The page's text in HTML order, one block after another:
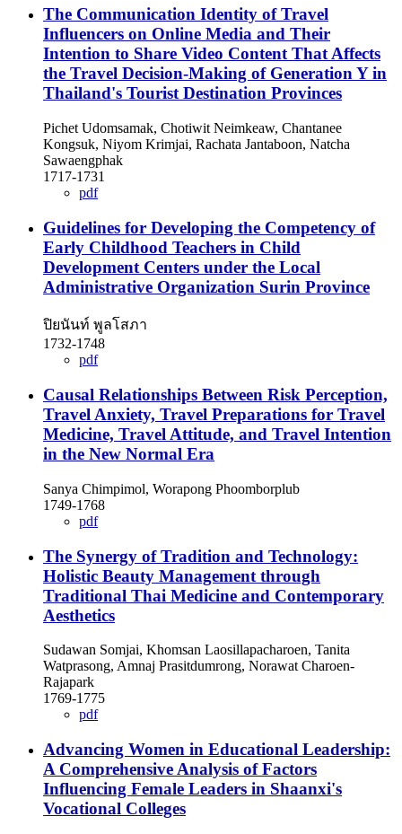
The Communication Identity of Travel
Influencers on Online Media and Their
Intention to Share Video Content That Affects
the Travel Decision-Making of Generation Y in
Thailand's Tourist Destination Provinces
Pichet Udomsamak, Chotiwit Neimkeaw, Chantanee
Kongsuk, Niyom Krimjai, Rachata Jantaboon, Natcha
Sawaengphak
1717-1731
pdf
Guidelines for Developing the Competency of
Early Childhood Teachers in Child
Development Centers under the Local
Administrative Organization Surin Province
ปิยนันท์ พูลโสภา
1732-1748
pdf
Causal Relationships Between Risk Perception,
Travel Anxiety, Travel Preparations for Travel
Medicine, Travel Attitude, and Travel Intention
in the New Normal Era
Sanya Chimpimol, Worapong Phoomborplub
1749-1768
pdf
The Synergy of Tradition and Technology:
Holistic Beauty Management through
Traditional Thai Medicine and Contemporary
Aesthetics
Sudawan Somjai, Khomsan Laosillapacharoen, Tanita
Watprasong, Amnaj Prasitdumrong, Norawat Charoen-
Rajapark
1769-1775
pdf
Advancing Women in Educational Leadership:
A Comprehensive Analysis of Factors
Influencing Female Leaders in Shaanxi's
Vocational Colleges